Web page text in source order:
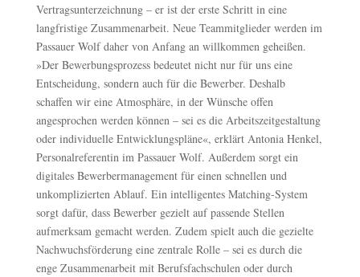
Vertragsunterzeichnung – er ist der erste Schritt in eine
langfristige Zusammenarbeit. Neue Teammitglieder werden im
Passauer Wolf daher von Anfang an willkommen geheißen.
»Der Bewerbungsprozess bedeutet nicht nur für uns eine
Entscheidung, sondern auch für die Bewerber. Deshalb
schaffen wir eine Atmosphäre, in der Wünsche offen
angesprochen werden können – sei es die Arbeitszeitgestaltung
oder individuelle Entwicklungspläne«, erklärt Antonia Henkel,
Personalreferentin im Passauer Wolf. Außerdem sorgt ein
digitales Bewerbermanagement für einen schnellen und
unkomplizierten Ablauf. Ein intelligentes Matching-System
sorgt dafür, dass Bewerber gezielt auf passende Stellen
aufmerksam gemacht werden. Zudem spielt auch die gezielte
Nachwuchsförderung eine zentrale Rolle – sei es durch die
enge Zusammenarbeit mit Berufsfachschulen oder durch